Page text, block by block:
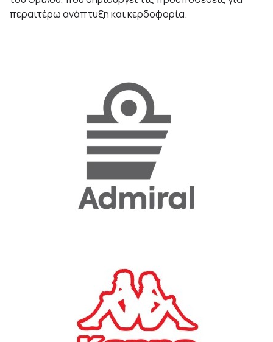
περαιτέρω ανάπτυξη και κερδοφορία.